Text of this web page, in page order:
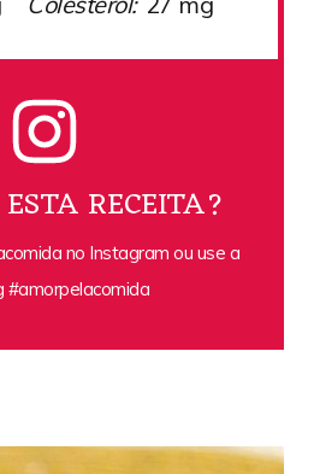
RECEITA?
no Instagram ou use a
#amorpelacomida